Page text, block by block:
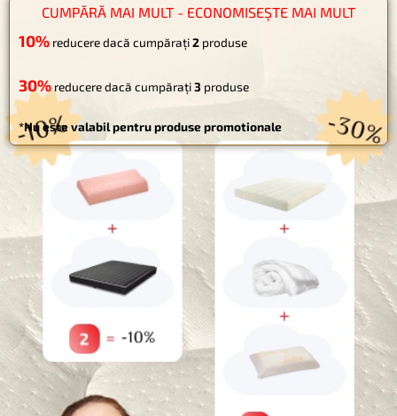
Email*
Salvează-mi numele, emailul și site-ul web în acest navigator
pentru data viitoare când o să comentez.
Categorii
Paturi pentru animale de companie
PUTEȚI OBȚINE PÂNĂ LA 30%
CUMPĂRĂ MAI MULT - ECONOMISEȘTE MAI MULT
reducere dacă cumpărați produse
reducere dacă cumpărați
*Nu este valabil pentru produse promotionale